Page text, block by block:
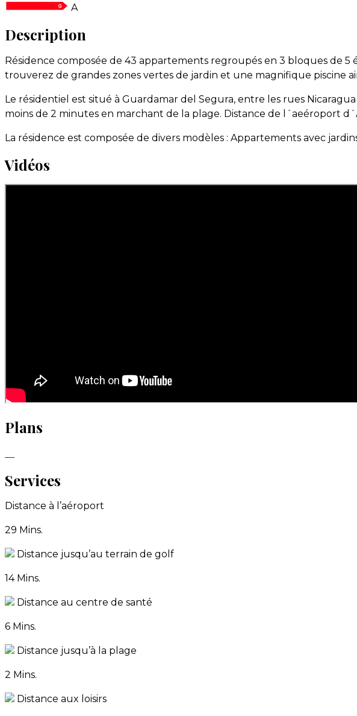
A
Description
Résidence composée de 43 appartements regroupés en 3 bloques de 5
trouverez de grandes zones vertes de jardin et une magnifique piscine
Le résidentiel est situé à Guardamar del Segura, entre les rues
moins de 2 minutes en marchant de la plage. Distance de l´aeéroport
La résidence est composée de divers modèles : Appartements avec
Vidéos
Plans
Services
Distance à l’aéroport
29 Mins.
Distance jusqu’au terrain de golf
14 Mins.
Distance au centre de santé
6 Mins.
Distance jusqu’à la plage
2 Mins.
Distance aux loisirs